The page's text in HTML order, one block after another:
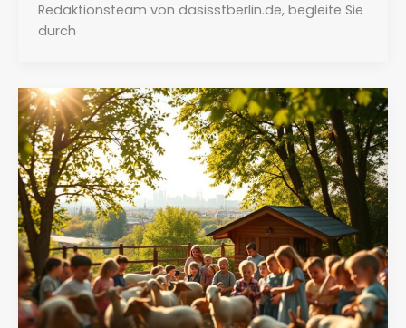
Redaktionsteam von dasisstberlin.de, begleite Sie
durch